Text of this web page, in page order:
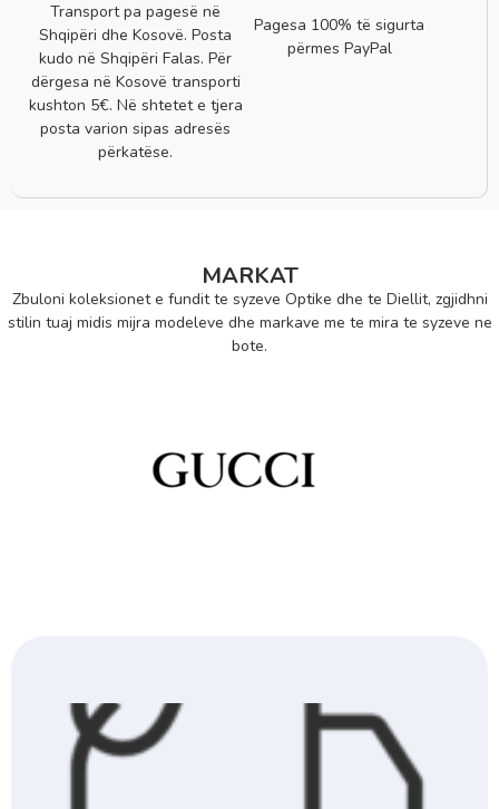
Transport pa pagesë në
Shqipëri dhe Kosovë. Posta
kudo në Shqipëri Falas. Për
dërgesa në Kosovë transporti
kushton 5€. Në shtetet e tjera
posta varion sipas adresës
përkatëse.
Pagesa 100% të sigurta
përmes PayPal
MARKAT
Zbuloni koleksionet e fundit te syzeve Optike dhe te Diellit, zgjidhni
stilin tuaj midis mijra modeleve dhe markave me te mira te syzeve ne
bote.